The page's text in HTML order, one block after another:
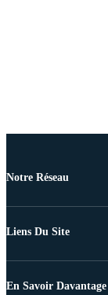
Notre Réseau
Liens Du Site
En Savoir Davantage